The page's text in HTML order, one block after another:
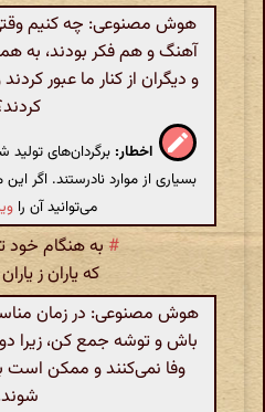
هوش مصنوعی: چه کنیم
آهنگ و هم فکر بودند، به
و دیگران از کنار ما عبور
اخطار: برگردان‌های
بسیاری از موارد نادرستند. اگر
می‌توانید آن را
#به هنگام خود
که یاران ز
هوش مصنوعی: در زمان
باش و توشه جمع کن، زیرا
وفا نمی‌کنند و ممکن است